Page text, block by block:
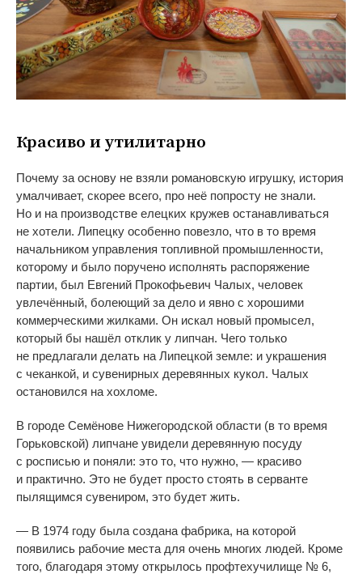
Красиво и утилитарно
Почему за основу не взяли романовскую игрушку, история
умалчивает, скорее всего, про неё попросту не знали.
Но и на производстве елецких кружев останавливаться
не хотели. Липецку особенно повезло, что в то время
начальником управления топливной промышленности,
которому и было поручено исполнять распоряжение
партии, был Евгений Прокофьевич Чалых, человек
увлечённый, болеющий за дело и явно с хорошими
коммерческими жилками. Он искал новый промысел,
который бы нашёл отклик у липчан. Чего только
не предлагали делать на Липецкой земле: и украшения
с чеканкой, и сувенирных деревянных кукол. Чалых
остановился на хохломе.
В городе Семёнове Нижегородской области (в то время
Горьковской) липчане увидели деревянную посуду
с росписью и поняли: это то, что нужно, — красиво
и практично. Это не будет просто стоять в серванте
пылящимся сувениром, это будет жить.
— В 1974 году была создана фабрика, на которой
появились рабочие места для очень многих людей. Кроме
того, благодаря этому открылось профтехучилище № 6,